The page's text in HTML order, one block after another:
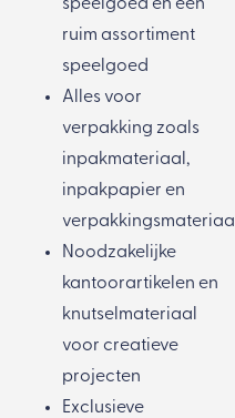
speelgoed en een
ruim assortiment
speelgoed
Alles voor
verpakking zoals
inpakmateriaal ,
inpakpapier en
verpakkingsmateriaal
Noodzakelijke
kantoorartikelen en
knutselmateriaal
voor creatieve
projecten
Exclusieve